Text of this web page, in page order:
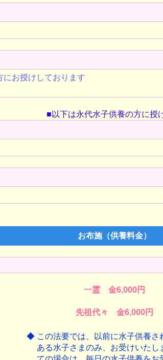
お授けしております
■以下は永代水子供養の方に授
お布施（供養料金）
一霊 金6,000円
先祖代々 金6,000円
◆ この法要では、以前に水子供養さ
ある水子さまのみ、お受けいたし